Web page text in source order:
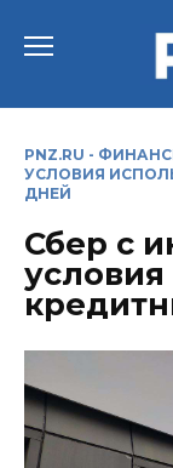
PNZ.RU -
УСЛОВИЯ
ДНЕЙ
Сбер с